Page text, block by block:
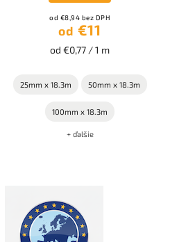
od €8,94 bez DPH
od €11
od €0,77 / 1 m
25mm x 18.3m 50mm x 18.3m
100mm x 18.3m
+ ďalšie